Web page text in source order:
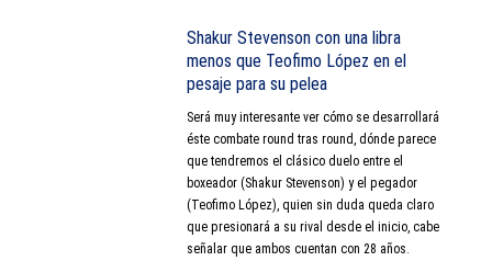
Shakur Stevenson con una libra
menos que Teofimo López en el
pesaje para su pelea
Será muy interesante ver cómo se desarrollará
éste combate round tras round, dónde parece
que tendremos el clásico duelo entre el
boxeador (Shakur Stevenson) y el pegador
(Teofimo López), quien sin duda queda claro
que presionará a su rival desde el inicio, cabe
señalar que ambos cuentan con 28 años.